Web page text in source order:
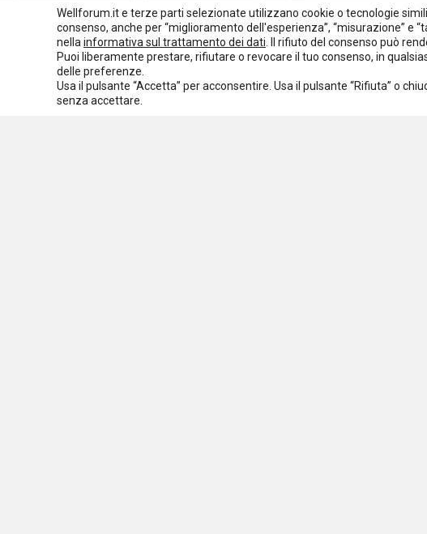
Normativa europea
Rassegna normativa
I seminari di Welforum
Eventi
Spazio ai promotori
Wellforum.it e terze parti selezionate utilizzano cookie o tecnologie
consenso, anche per “miglioramento dell'esperienza”, “misurazione” e
nella informativa sul trattamento dei dati . Il rifiuto del consenso può
Puoi liberamente prestare, rifiutare o revocare il tuo consenso, in
delle preferenze.
Usa il pulsante “Accetta” per acconsentire. Usa il pulsante “Rifiuta” o
senza accettare.